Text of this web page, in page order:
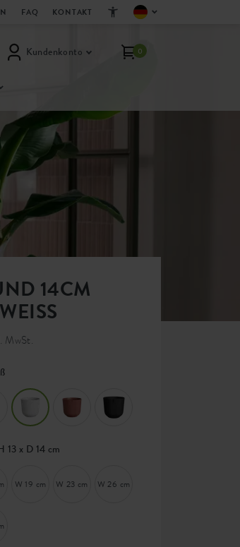
FAQ KONTAKT
Kundenkonto 0
14CM
MwSt.
13 x D 14 cm
W 19 cm W 23 cm W 26 cm